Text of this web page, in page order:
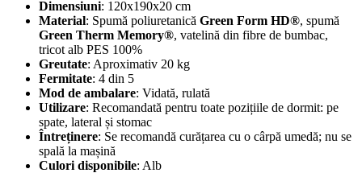
Dimensiuni: 120x190x20 cm
Material: Spumă poliuretanică Green Form HD®, spumă
Green Therm Memory®, vatelină din fibre de bumbac,
tricot alb PES 100%
Greutate: Aproximativ 20 kg
Fermitate: 4 din 5
Mod de ambalare: Vidată, rulată
Utilizare: Recomandată pentru toate pozițiile de dormit: pe
spate, lateral și stomac
Întreținere: Se recomandă curățarea cu o cârpă umedă; nu se
spală la mașină
Culori disponibile: Alb